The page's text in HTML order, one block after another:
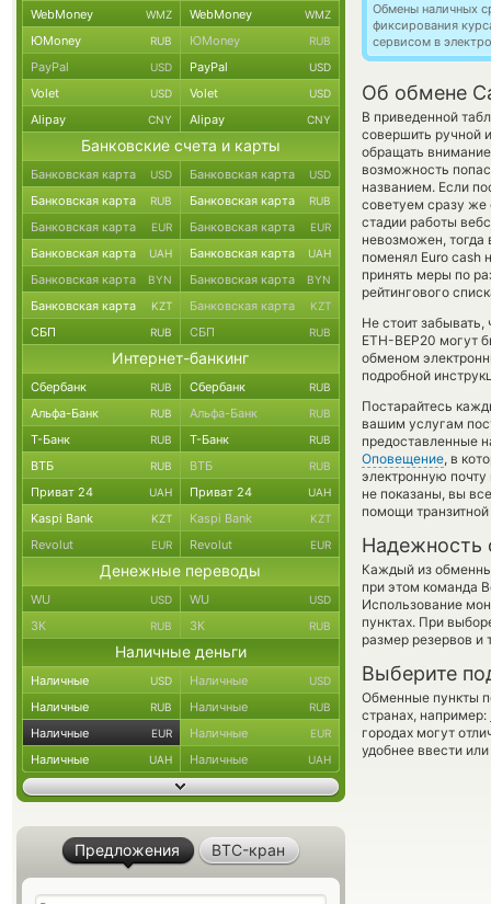
Обмены наличных
фиксирования
сервисом в
Об обмене
В приведенной
совершить ручной
обращать
возможность
названием. Если
советуем сразу же
стадии работы
невозможен,
поменял Euro cash
принять меры по
рейтингового
Не стоит
ETH-BEP20 могут
обменом
подробной
Постарайтесь
вашим услугам
предоставленные
Оповещение, в
электронную
не показаны, вы
помощи
Надежность
Каждый из
при этом команда
Использование
пунктах. При
размер резервов и
Выберите
Обменные пункты
странах, например:
городах могут
удобнее ввести
WebMoney WMZ WebMoney WMZ
ЮMoney RUB ЮMoney RUB
PayPal USD PayPal USD
Volet USD Volet USD
Alipay CNY Alipay CNY
Банковские счета и карты
Банковская карта USD Банковская карта USD
Банковская карта RUB Банковская карта RUB
Банковская карта EUR Банковская карта EUR
Банковская карта UAH Банковская карта UAH
Банковская карта BYN Банковская карта BYN
Банковская карта KZT Банковская карта KZT
СБП RUB СБП RUB
Интернет-банкинг
Сбербанк RUB Сбербанк RUB
Альфа-Банк RUB Альфа-Банк RUB
Т-Банк RUB Т-Банк RUB
ВТБ RUB ВТБ RUB
Приват 24 UAH Приват 24 UAH
Kaspi Bank KZT Kaspi Bank KZT
Revolut EUR Revolut EUR
Денежные переводы
WU USD WU USD
ЗК RUB ЗК RUB
Наличные деньги
Наличные USD Наличные USD
Наличные RUB Наличные RUB
Наличные EUR Наличные EUR
Наличные UAH Наличные UAH
Предложения BTC-кран